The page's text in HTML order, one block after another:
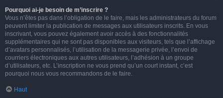
Pourquoi ai-je besoin de m’inscrire ?
Vous n’êtes pas dans l’obligation de le faire, mais les administrateurs du forum
peuvent limiter la publication de messages aux utilisateurs inscrits. En vous
inscrivant, vous pouvez également avoir accès à des fonctionnalités
supplémentaires qui ne sont pas disponibles aux visiteurs, tels que l’affichage
d’avatars personnalisés, l’utilisation de la messagerie privée, l’envoi de
courriers électroniques aux autres utilisateurs, l’adhésion à un groupe
d’utilisateurs, etc. L’inscription ne vous prend qu’un court instant, c’est
pourquoi nous vous recommandons de le faire.
Haut